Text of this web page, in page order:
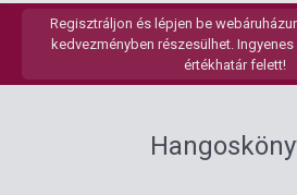
Regisztráljon és lépjen be
kedvezményben részesülhet.
értékhatár felett!